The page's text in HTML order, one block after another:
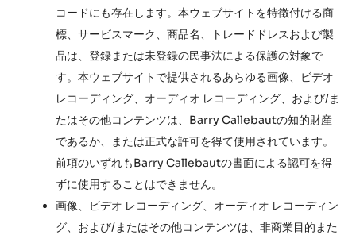
コードにも存在します。本ウェブサイトを特徴付ける商
標、サービスマーク、商品名、トレードドレスおよび製
品は、登録または未登録の民事法による保護の対象で
す。本ウェブサイトで提供されるあらゆる画像、ビデオ
レコーディング、オーディオ レコーディング、および/ま
たはその他コンテンツは、Barry Callebautの知的財産
であるか、または正式な許可を得て使用されています。
前項のいずれもBarry Callebautの書面による認可を得
ずに使用することはできません。
画像、ビデオ レコーディング、オーディオ レコーディン
グ、および/またはその他コンテンツは、非商業目的また